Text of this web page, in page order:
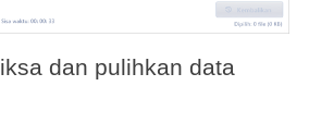
dan pulihkan data